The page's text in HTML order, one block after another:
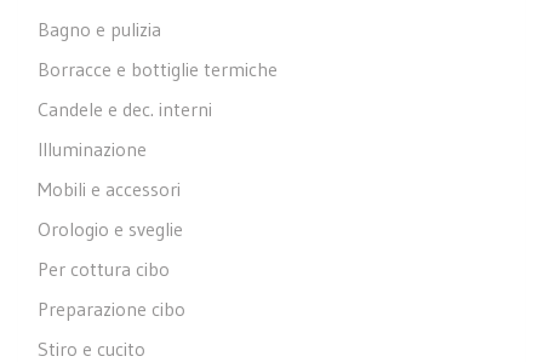
Bagno e pulizia
Borracce e bottiglie termiche
Candele e dec. interni
Illuminazione
Mobili e accessori
Orologio e sveglie
Per cottura cibo
Preparazione cibo
Stiro e cucito